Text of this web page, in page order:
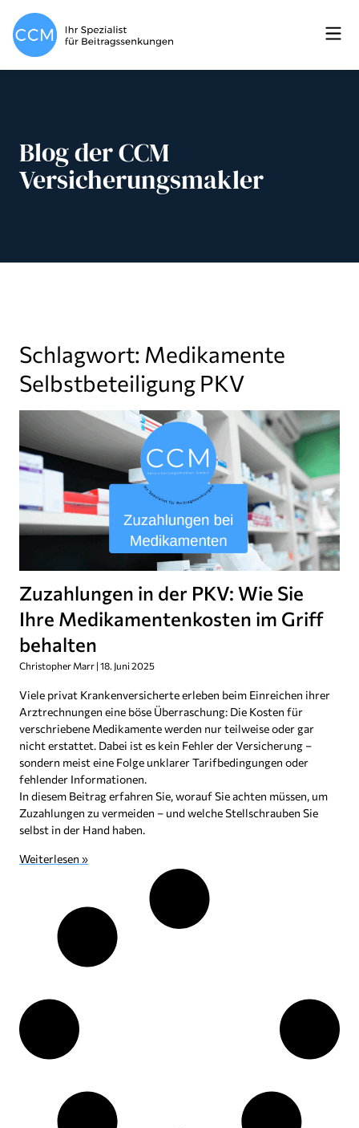
Blog der CCM
Versicherungsmakler
Schlagwort: Medikamente
Selbstbeteiligung PKV
Zuzahlungen in der PKV: Wie Sie
Ihre Medikamentenkosten im Griff
behalten
Christopher Marr 18. Juni 2025
Viele privat Krankenversicherte erleben beim Einreichen ihrer
Arztrechnungen eine böse Überraschung: Die Kosten für
verschriebene Medikamente werden nur teilweise oder gar
nicht erstattet. Dabei ist es kein Fehler der Versicherung –
sondern meist eine Folge unklarer Tarifbedingungen oder
fehlender Informationen.
In diesem Beitrag erfahren Sie, worauf Sie achten müssen, um
Zuzahlungen zu vermeiden – und welche Stellschrauben Sie
selbst in der Hand haben.
Weiterlesen »